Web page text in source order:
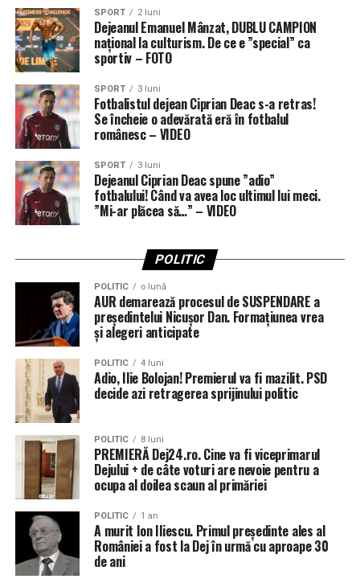
SPORT 2 luni
Dejeanul Emanuel Mânzat, DUBLU CAMPION
național la culturism. De ce e ”special” ca
sportiv – FOTO
SPORT 3 luni
Fotbalistul dejean Ciprian Deac s-a retras!
Se încheie o adevărată eră în fotbalul
românesc – VIDEO
SPORT 3 luni
Dejeanul Ciprian Deac spune ”adio”
fotbalului! Când va avea loc ultimul lui meci.
”Mi-ar plăcea să…” – VIDEO
POLITIC
POLITIC o lună
AUR demarează procesul de SUSPENDARE a
președintelui Nicușor Dan. Formațiunea vrea
și alegeri anticipate
POLITIC 4 luni
Adio, Ilie Bolojan! Premierul va fi mazilit. PSD
decide azi retragerea sprijinului politic
POLITIC 8 luni
PREMIERĂ Dej24.ro. Cine va fi viceprimarul
Dejului + de câte voturi are nevoie pentru a
ocupa al doilea scaun al primăriei
POLITIC 1 an
A murit Ion Iliescu. Primul președinte ales al
României a fost la Dej în urmă cu aproape 30
de ani